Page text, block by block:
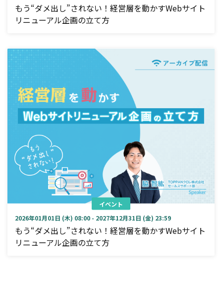
もう“ダメ出し”されない！経営層を動かすWebサイト
リニューアル企画の立て方
イベント
2026年01月01日 (木) 08:00 - 2027年12月31日 (金) 23:59
もう“ダメ出し”されない！経営層を動かすWebサイト
リニューアル企画の立て方